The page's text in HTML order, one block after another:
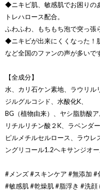
◆ニキビ肌、敏感肌でお困りの
トレハロース配合。
ふわふわ、もちもち泡で突っ
◆ニキビが出来にくくなった！
など全国のファンの声が多いで
【全成分】
水、カリ石ケン素地、ラウリル
ジルグルコシド、水酸化K、
BG（植物由来）、ヤシ脂肪酸
リチルリチン酸２K、ラベンダ
ピルメチルセルロース、ラウ
ングリコール1.2ヘキサンジオ
#メンズ #スキンケア #無添加
#敏感肌 #乾燥肌 #脂浮き #洗顔